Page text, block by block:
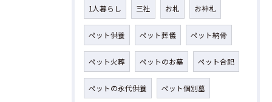
1人暮らし 三社 お札 お神札
ペット供養 ペット葬儀 ペット納骨
ペット火葬 ペットのお墓 ペット合祀
ペットの永代供養 ペット個別墓